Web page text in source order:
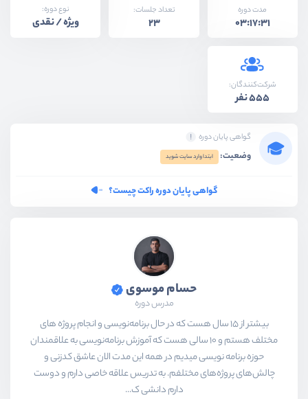
مدت دوره
03:17:31
تعداد جلسات:
23
نوع دوره:
ویژه / نقدی
شرکت‌کنندگان:
555 نفر
گواهی پایان دوره
وضعیت: ابتدا وارد سایت شوید
گواهی پایان دوره راکت چیست؟
حسام موسوی
مدرس دوره
بیشتر از ۱۵ سال هست که در حال برنامه‌نویسی و انجام پروژه های
مختلف هستم و ۱۰ سالی هست که آموزش برنامه‌نویسی به علاقمندان
حوزه برنامه نویسی میدیم در همه این مدت الان عاشق کدزنی و
چالش‌های پروژه‌های مختلفم. به تدریس علاقه خاصی دارم و دوست
دارم دانشی ک...